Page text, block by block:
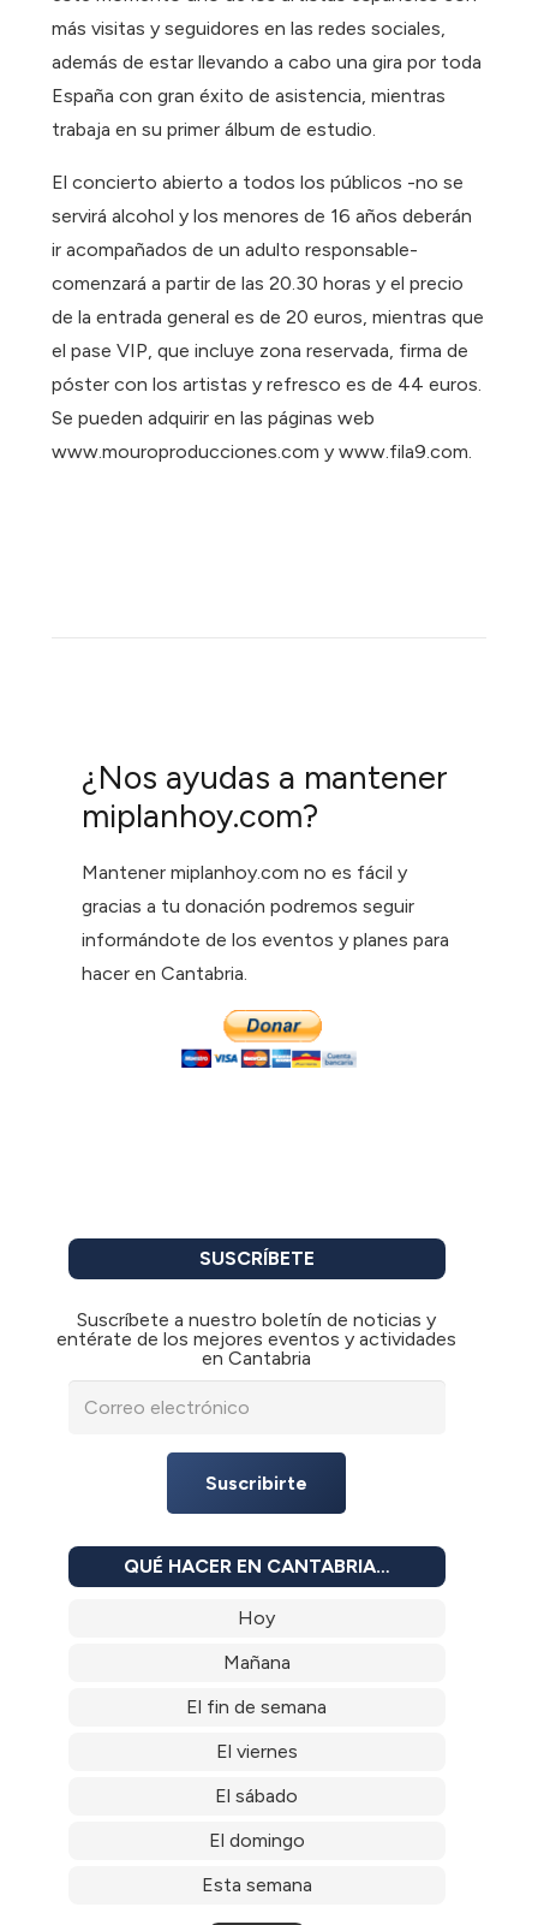
más visitas y seguidores en las redes sociales,
además de estar llevando a cabo una gira por toda
España con gran éxito de asistencia, mientras
trabaja en su primer álbum de estudio.
El concierto abierto a todos los públicos -no se
servirá alcohol y los menores de 16 años deberán
ir acompañados de un adulto responsable-
comenzará a partir de las 20.30 horas y el precio
de la entrada general es de 20 euros, mientras que
el pase VIP, que incluye zona reservada, firma de
póster con los artistas y refresco es de 44 euros.
Se pueden adquirir en las páginas web
www.mouroproducciones.com y www.fila9.com.
¿Nos ayudas a mantener
miplanhoy.com?
Mantener miplanhoy.com no es fácil y
gracias a tu donación podremos seguir
informándote de los eventos y planes para
hacer en Cantabria.
SUSCRÍBETE
Suscríbete a nuestro boletín de noticias y
entérate de los mejores eventos y actividades
en Cantabria
Suscribirte
QUÉ HACER EN CANTABRIA…
Hoy
Mañana
El fin de semana
El viernes
El sábado
El domingo
Esta semana